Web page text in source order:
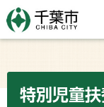
特別児童